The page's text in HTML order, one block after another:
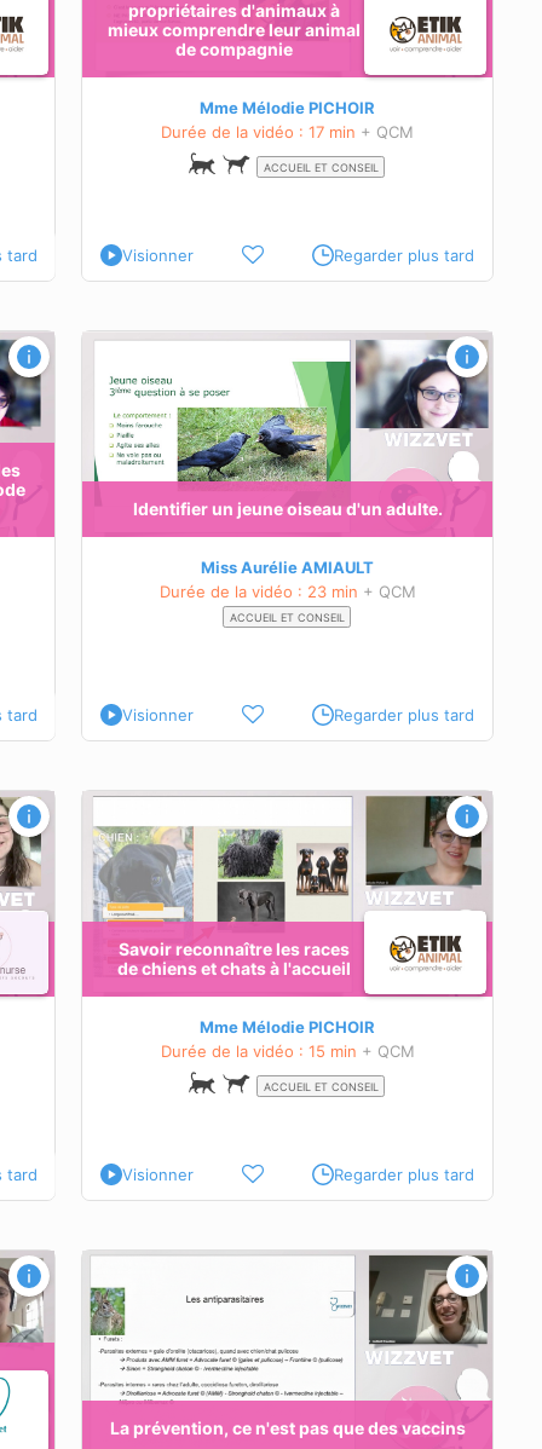
tard
propriétaires d'animaux à
mieux comprendre leur animal
de compagnie
Mme Mélodie PICHOIR
Durée de la vidéo : 17 min + QCM
ACCUEIL ET CONSEIL
Visionner Regarder plus tard
tard
Identifier un jeune oiseau d'un adulte.
Miss Aurélie AMIAULT
Durée de la vidéo : 23 min + QCM
ACCUEIL ET CONSEIL
Visionner Regarder plus tard
tard
Savoir reconnaître les races
de chiens et chats à l'accueil
Mme Mélodie PICHOIR
Durée de la vidéo : 15 min + QCM
ACCUEIL ET CONSEIL
et
mode
raciale
Visionner Regarder plus tard
La prévention, ce n'est pas que des vaccins
en